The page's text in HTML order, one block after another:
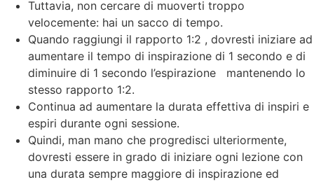
Tuttavia, non cercare di muoverti troppo
velocemente: hai un sacco di tempo.
Quando raggiungi il rapporto 1:2 , dovresti iniziare ad
aumentare il tempo di inspirazione di 1 secondo e di
diminuire di 1 secondo l’espirazione mantenendo lo
stesso rapporto 1:2.
Continua ad aumentare la durata effettiva di inspiri e
espiri durante ogni sessione.
Quindi, man mano che progredisci ulteriormente,
dovresti essere in grado di iniziare ogni lezione con
una durata sempre maggiore di inspirazione ed